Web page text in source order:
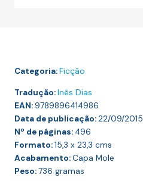
NOVAS
Categoria:Ficção
Tradução:Inês Dias
EAN:9789896414986
Data de publicação:22/09/2015
Nº de páginas: 496
Formato:15,3 x 23,3 cms
Acabamento:Capa Mole
Peso:736 gramas